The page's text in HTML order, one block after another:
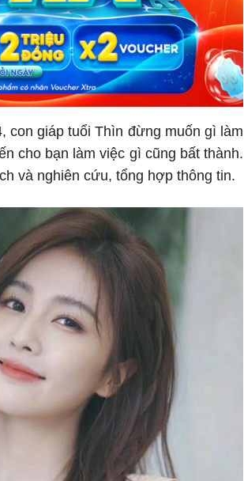
con giáp tuổi Thìn đừng muốn gì làm
cho bạn làm việc gì cũng bất thành.
và nghiên cứu, tổng hợp thông tin.